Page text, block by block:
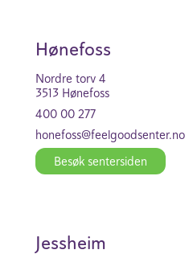
Hønefoss
Nordre torv 4
3513 Hønefoss
400 00 277
honefoss@feel­good­se­nter.no
Besøk senter­siden
Jess­heim